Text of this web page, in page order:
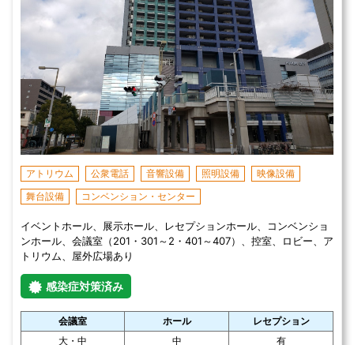
アトリウム 公衆電話 音響設備 照明設備
映像設備
舞台設備
コンベンション・センター
イベントホール、展示ホール、レセプションホール、コンベンショ
ンホール、会議室（201・301～2・401～407）、控室、ロビー、ア
トリウム、屋外広場あり
感染症対策済み
会議室 ホール
レセプション
大・中
中 有